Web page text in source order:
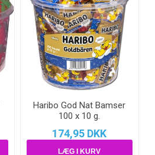
Haribo God Nat Bamser
100 x 10 g.
174,95 DKK